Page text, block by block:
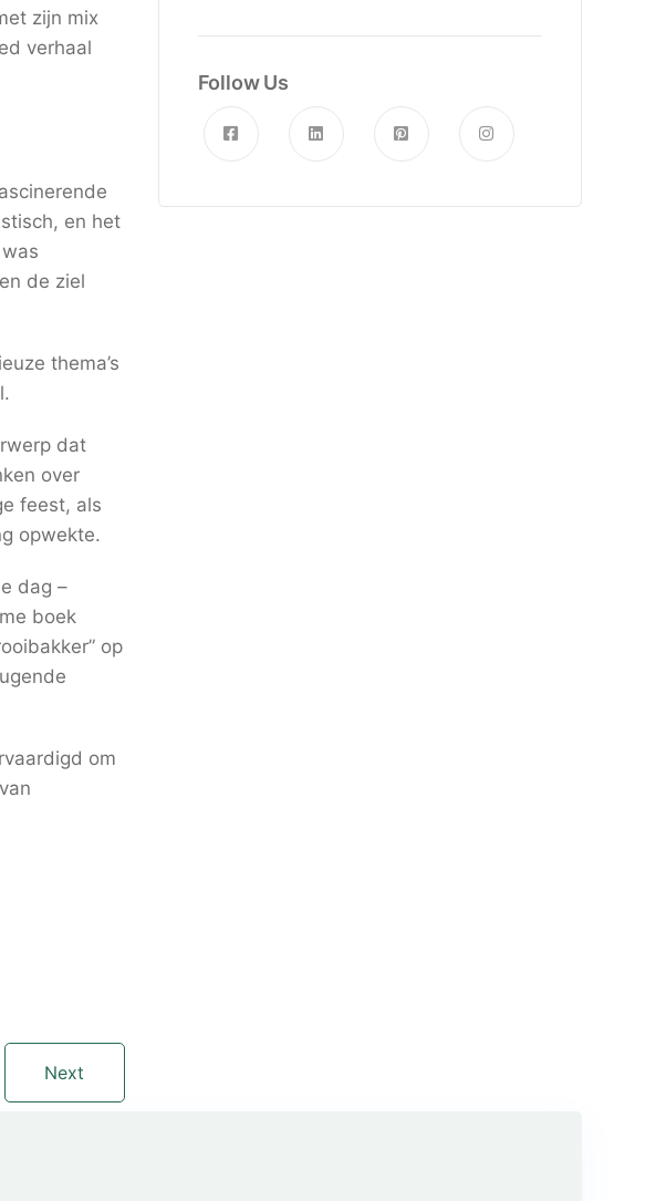
zijn mix
verhaal
en het
de ziel
thema’s
dat
over
feest, als
opwekte.
dag –
boek
op
om
Next
Follow Us